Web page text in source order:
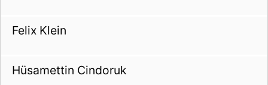
Felix Klein
Hüsamettin Cindoruk